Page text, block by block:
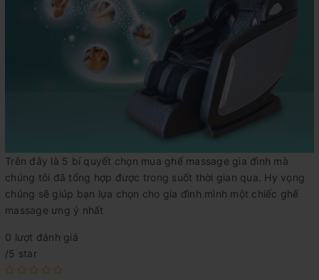
Trên đây là 5 bí quyết chọn mua ghế massage gia đình mà
chúng tôi đã tổng hợp được trong suốt thời gian qua. Hy vọng
chúng sẽ giúp bạn lựa chọn cho gia đình mình một chiếc ghế
massage ưng ý nhất
0 lượt đánh giá
/5 star